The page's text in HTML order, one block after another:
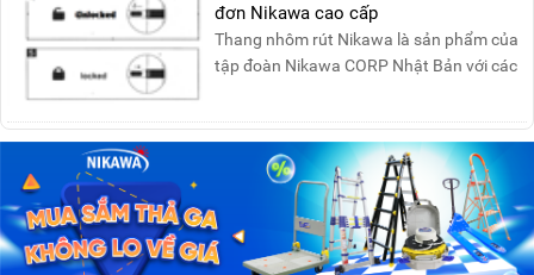
đơn Nikawa cao cấp
Thang nhôm rút Nikawa là sản phẩm của
tập đoàn Nikawa CORP Nhật Bản với các